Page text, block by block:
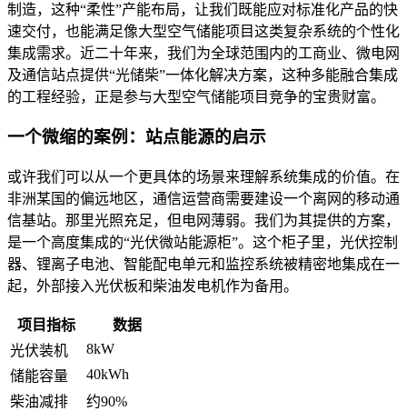
制造，这种“柔性”产能布局，让我们既能应对标准化产品的快
速交付，也能满足像大型空气储能项目这类复杂系统的个性化
集成需求。近二十年来，我们为全球范围内的工商业、微电网
及通信站点提供“光储柴”一体化解决方案，这种多能融合集成
的工程经验，正是参与大型空气储能项目竞争的宝贵财富。
一个微缩的案例：站点能源的启示
或许我们可以从一个更具体的场景来理解系统集成的价值。在
非洲某国的偏远地区，通信运营商需要建设一个离网的移动通
信基站。那里光照充足，但电网薄弱。我们为其提供的方案，
是一个高度集成的“光伏微站能源柜”。这个柜子里，光伏控制
器、锂离子电池、智能配电单元和监控系统被精密地集成在一
起，外部接入光伏板和柴油发电机作为备用。
项目指标
数据
光伏装机
8kW
储能容量
40kWh
柴油减排
约90%